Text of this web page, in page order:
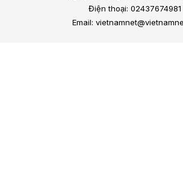
Điện thoại: 02437674981
Email: